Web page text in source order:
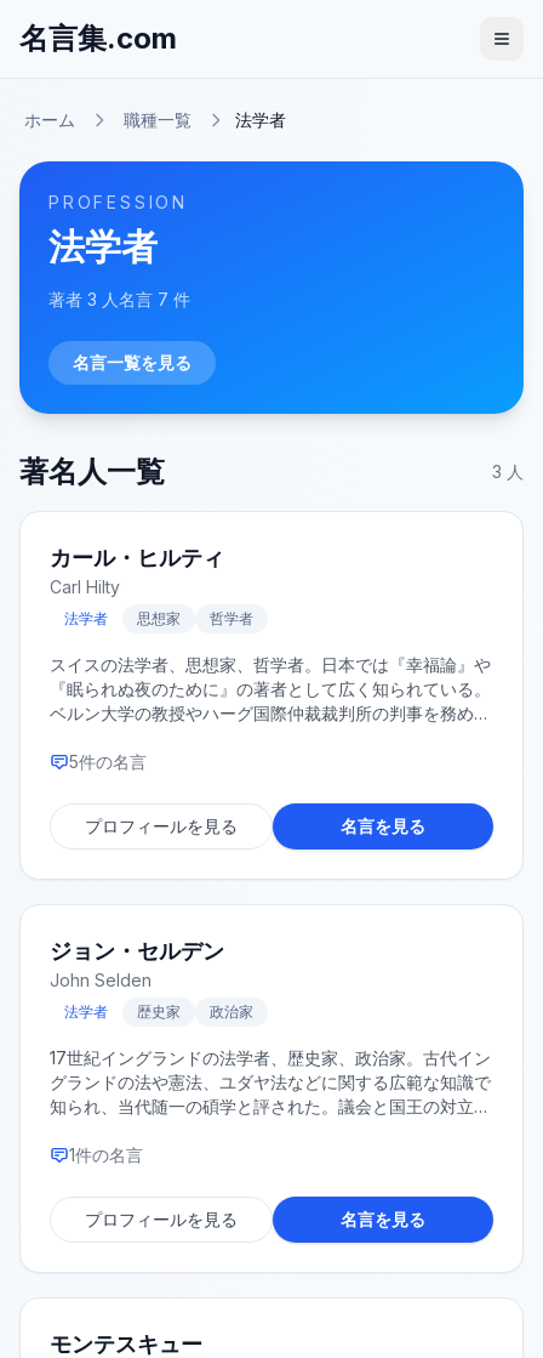
名言集.com
ホーム 職種一覧 法学者
PROFESSION
法学者
著者 3 人名言 7 件
名言一覧を見る
著名人一覧 3 人
カール・ヒルティ
Carl Hilty
法学者 思想家 哲学者
スイスの法学者、思想家、哲学者。日本では『幸福論』や
『眠られぬ夜のために』の著者として広く知られている。
ベルン大学の教授やハーグ国際仲裁裁判所の判事を務める
打ちされた思索と、多忙な公務の合間に執筆されたとは思
与えている。
5件の名言
プロフィールを見る 名言を見る
ジョン・セルデン
John Selden
法学者 歴史家 政治家
17世紀イングランドの法学者、歴史家、政治家。古代イン
グランドの法や憲法、ユダヤ法などに関する広範な知識で
知られ、当代随一の碩学と評された。議会と国王の対立に
った。
1件の名言
プロフィールを見る 名言を見る
モンテスキュー